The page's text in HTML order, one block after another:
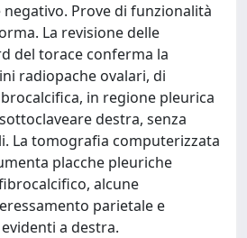
Prove di funzionalità
La revisione delle
del torace conferma la
radiopache ovalari, di
in regione pleurica
destra, senza
La tomografia computerizzata
placche pleuriche
alcune
parietale e
a destra.